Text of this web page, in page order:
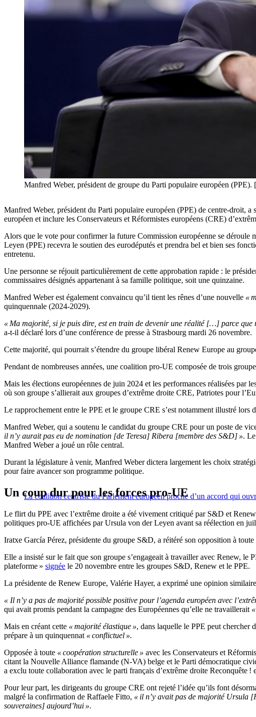
Manfred Weber, président de groupe du Parti populaire européen
Manfred Weber, président du Parti populaire européen (PPE) de centre-droit, a
européen et inclure les Conservateurs et Réformistes européens (CRE)
Alors que le vote pour confirmer la future Commission européenne se déroule
Leyen (PPE) recevra le soutien des eurodéputés et prendra bel et bien ses
entretenu.
Une personne se réjouit particulièrement de cette approbation rapide : le
commissaires désignés appartenant à sa famille politique, soit une quinzaine.
Manfred Weber est également convaincu qu’il tient les rênes d’une nouvelle «
quinquennale (2024-2029).
« Ma majorité, si je puis dire, est en train de devenir une réalité […] parce que
a-t-il déclaré lors d’une conférence de presse à Strasbourg mardi 26 novembre.
Cette majorité, qui pourrait s’étendre du groupe libéral Renew Europe au
Pendant de nombreuses années, une coalition pro-UE composée de trois
Mais les élections européennes de juin 2024 et les performances réalisées
où son groupe s’allierait aux groupes d’extrême droite CRE, Patriotes pour
Le rapprochement entre le PPE et le groupe CRE s’est notamment illustré
Manfred Weber, qui a soutenu le candidat du groupe CRE pour un poste de
il n’y aurait pas eu de nomination [de Teresa] Ribera [membre des S&D] ».
Manfred Weber a joué un rôle central.
Durant la législature à venir, Manfred Weber dictera largement les choix
pour faire avancer son programme politique.
La coalition centriste du Parlement européen proche d’un accord qui
Un coup dur pour les forces pro-UE
Le flirt du PPE avec l’extrême droite a été vivement critiqué par S&D et
politiques pro-UE affichées par Ursula von der Leyen avant sa réélection en
Iratxe García Pérez, présidente du groupe S&D, a réitéré son opposition à
Elle a insisté sur le fait que son groupe s’engageait à travailler avec Renew, le
plateforme » signée le 20 novembre entre les groupes S&D, Renew et le PPE.
La présidente de Renew Europe, Valérie Hayer, a exprimé une opinion
« Il n’y a pas de majorité possible positive pour l’agenda européen avec
qui avait promis pendant la campagne des Européennes qu’elle ne travaillerait
Mais en créant cette « majorité élastique », dans laquelle le PPE peut chercher
prépare à un quinquennat « conflictuel ».
Opposée à toute « coopération structurelle » avec les Conservateurs et
citant la Nouvelle Alliance flamande (N-VA) belge et le Parti démocratique
a exclu toute collaboration avec le parti français d’extrême droite Reconquête
Pour leur part, les dirigeants du groupe CRE ont rejeté l’idée qu’ils font
malgré la confirmation de Raffaele Fitto, « il n’y avait pas de majorité Ursula
souveraines] aujourd’hui ».